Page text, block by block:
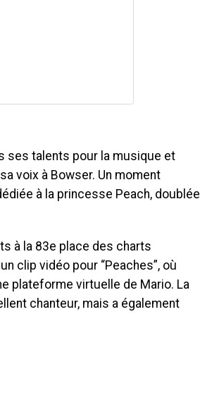
ses talents pour la musique et
voix à Bowser. Un moment
à la princesse Peach, doublée
à la 83e place des charts
clip vidéo pour “Peaches”, où
plateforme virtuelle de Mario. La
chanteur, mais a également